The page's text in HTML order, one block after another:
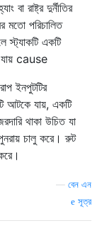
বা রাষ্ট্র দুর্নীতির
মতো পরিচালিত
স্ট্যাকটি একটি
যায় cause
ইনপুটটির
আটকে যায়, একটি
থাকা উচিত যা
পুনরায় চালু করে। রুট
বেন এন
সূত্র